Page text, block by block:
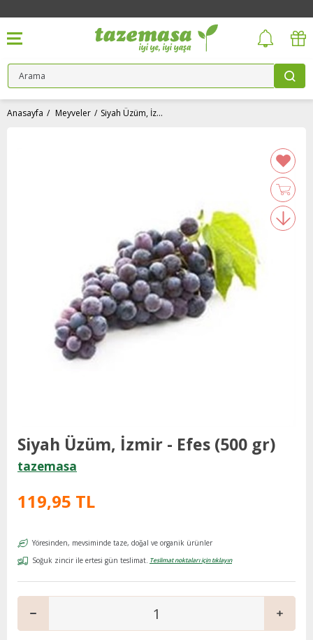
Anasayfa Meyveler Siyah Üzüm, İzmir - Efes (500 gr)
Siyah Üzüm, İzmir - Efes (500 gr)
tazemasa
119,95 TL
Yöresinden, mevsiminde taze, doğal ve organik ürünler
Soğuk zincir ile ertesi gün teslimat. Teslimat noktaları için tıklayın